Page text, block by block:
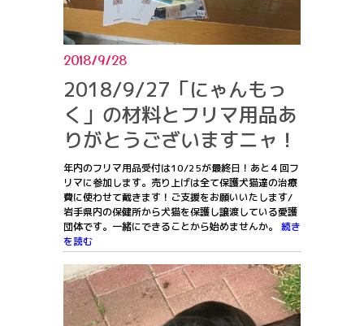
2018/9/28
2018/9/27「にゃんもっ
く」の材料とフリマ用品あ
りがとうございますニャ！
年内のフリマ用品受付は10/25が最終日！あと４回フ
リマに参加します。売り上げは全て保護犬猫達の治療
費に使わせて戴きます！ご支援をお願いいたします/
岩手県内の保健所から犬猫を保護し譲渡している愛護
団体です。一緒にできることから始めませんか。 続き
を読む